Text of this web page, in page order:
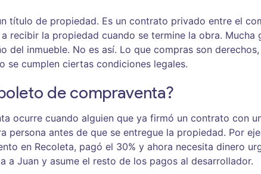
título de propiedad. Es un contrato privado entre el
recibir la propiedad cuando se termine la obra. Mucha
del inmueble. No es así. Lo que compras son
se cumplen ciertas condiciones legales.
de compraventa?
ocurre cuando alguien que ya firmó un contrato con
persona antes de que se entregue la propiedad. Por
en Recoleta, pagó el 30% y ahora necesita dinero
a Juan y asume el resto de los pagos al desarrollador.